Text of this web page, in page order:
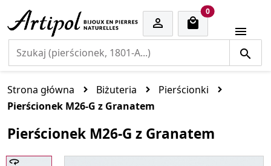

0cart items

Strona główna Biżuteria
Pierścionki
Pierścionek M26-G z Granatem
Pierścionek M26-G z Granatem